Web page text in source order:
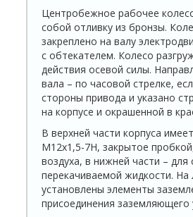
Центробежное рабочее
собой отливку из бронзы.
закреплено на валу
с обтекателем. Колесо
действия осевой силы.
вала – по часовой стрелке,
стороны привода и указано
на корпусе и окрашенной в
В верхней части корпуса
М12х1,5-7Н, закрытое
воздуха, в нижней части – для
перекачиваемой жидкости. На
установлены элементы
присоединения заземляющего